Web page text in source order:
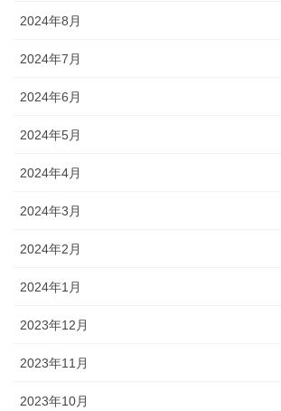
2024年8月
2024年7月
2024年6月
2024年5月
2024年4月
2024年3月
2024年2月
2024年1月
2023年12月
2023年11月
2023年10月